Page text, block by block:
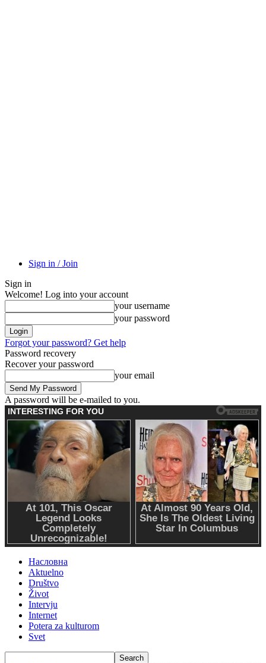
Sign in / Join
Sign in
Welcome! Log into your account
your username
your password
Forgot your password? Get help
Password recovery
Recover your password
your email
A password will be e-mailed to you.
Насловна
Aktuelno
Društvo
Život
Intervju
Internet
Potera za kulturom
Svet